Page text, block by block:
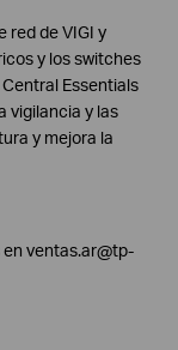
red de VIGI y
y los switches
Essentials
vigilancia y las
y mejora la
ventas.ar@tp-